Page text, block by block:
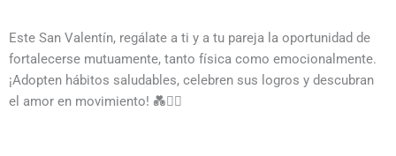
Este San Valentín, regálate a ti y a tu pareja la oportunidad de
fortalecerse mutuamente, tanto física como emocionalmente.
¡Adopten hábitos saludables, celebren sus logros y descubran
el amor en movimiento! 💑🏋️‍♀️